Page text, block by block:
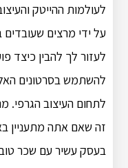
לעולמות ההייטק
על ידי מרצים שעובדים
לעזור לך להבין כיצד
להשתמש בסרטונים
לתחום העיצוב הגרפי.
זה שאם אתה מתעניין
בעסק עשיר עם שכר